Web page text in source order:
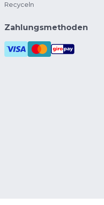
Recyceln
Zahlungsmethoden